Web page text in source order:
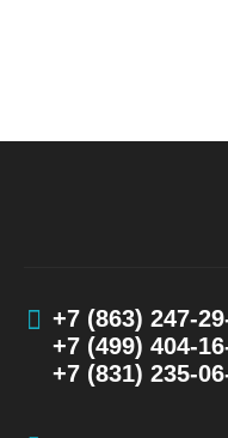
+7 (863) 247-
+7 (499) 404-
+7 (831) 235-